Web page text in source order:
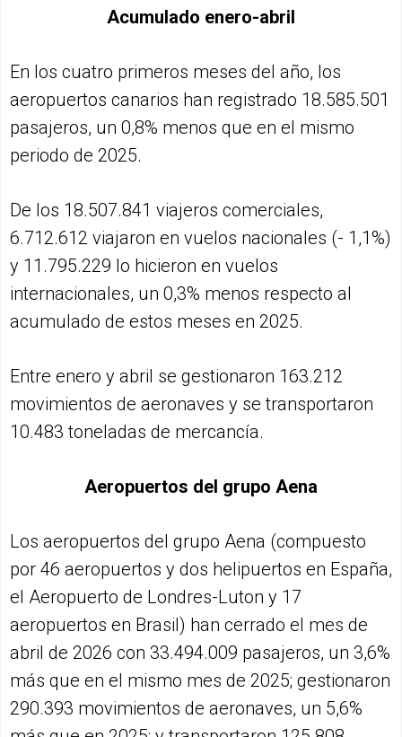
Acumulado enero-abril
En los cuatro primeros meses del año, los
aeropuertos canarios han registrado 18.585.501
pasajeros, un 0,8% menos que en el mismo
periodo de 2025.
De los 18.507.841 viajeros comerciales,
6.712.612 viajaron en vuelos nacionales (- 1,1%)
y 11.795.229 lo hicieron en vuelos
internacionales, un 0,3% menos respecto al
acumulado de estos meses en 2025.
Entre enero y abril se gestionaron 163.212
movimientos de aeronaves y se transportaron
10.483 toneladas de mercancía.
Aeropuertos del grupo Aena
Los aeropuertos del grupo Aena (compuesto
por 46 aeropuertos y dos helipuertos en España,
el Aeropuerto de Londres-Luton y 17
aeropuertos en Brasil) han cerrado el mes de
abril de 2026 con 33.494.009 pasajeros, un 3,6%
más que en el mismo mes de 2025; gestionaron
290.393 movimientos de aeronaves, un 5,6%